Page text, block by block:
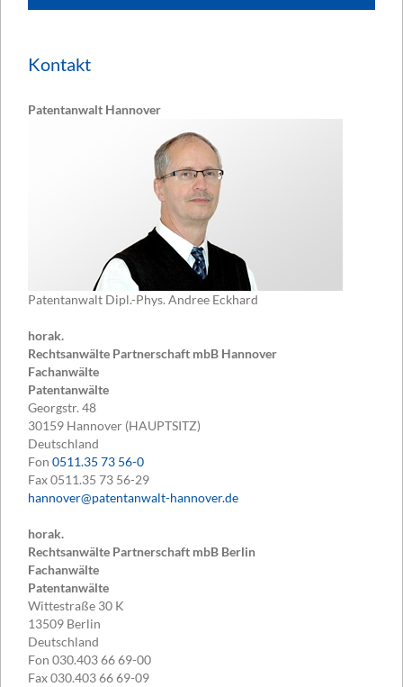
Kontakt
Patentanwalt Hannover
Patentanwalt Dipl.-Phys. Andree Eckhard
horak.
Rechtsanwälte Partnerschaft mbB Hannover
Fachanwälte
Patentanwälte
Georgstr. 48
30159 Hannover (HAUPTSITZ)
Deutschland
Fon 0511.35 73 56-0
Fax0511.35 73 56-29
hannover@patentanwalt-hannover.de
horak.
Rechtsanwälte Partnerschaft mbB Berlin
Fachanwälte
Patentanwälte
Wittestraße 30 K
13509 Berlin
Deutschland
Fon 030.403 66 69-00
Fax030.403 66 69-09